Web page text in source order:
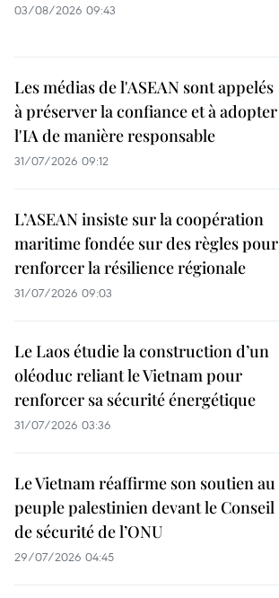
03/08/2026 09:43
Les médias de l'ASEAN sont appelés
à préserver la confiance et à adopter
l'IA de manière responsable
31/07/2026 09:12
L’ASEAN insiste sur la coopération
maritime fondée sur des règles pour
renforcer la résilience régionale
31/07/2026 09:03
Le Laos étudie la construction d’un
oléoduc reliant le Vietnam pour
renforcer sa sécurité énergétique
31/07/2026 03:36
Le Vietnam réaffirme son soutien au
peuple palestinien devant le Conseil
de sécurité de l’ONU
29/07/2026 04:45